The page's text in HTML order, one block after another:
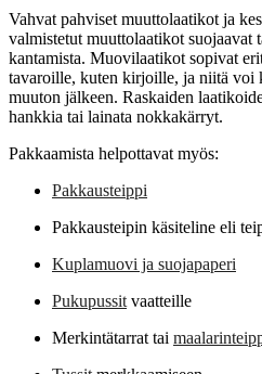
Vahvat pahviset muuttolaatikot ja
valmistetut muuttolaatikot suojaavat
kantamista. Muovilaatikot sopivat
tavaroille, kuten kirjoille, ja niitä voi
muuton jälkeen. Raskaiden
hankkia tai lainata nokkakärryt.
Pakkaamista helpottavat myös:
Pakkausteippi
Pakkausteipin käsiteline eli
Kuplamuovi ja suojapaperi
Pukupussit vaatteille
Merkintätarrat tai